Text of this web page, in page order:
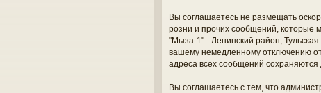
Вы соглашаетесь не размещать
розни и прочих сообщений, которые
"Мыза-1" - Ленинский район,
вашему немедленному отключению
адреса всех сообщений
Вы соглашаетесь с тем, что